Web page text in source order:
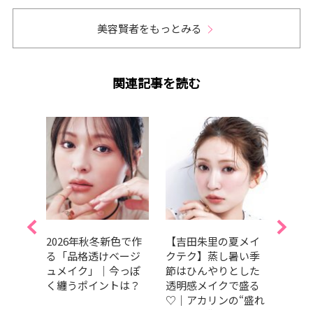
美容賢者をもっとみる
関連記事を読む
2026年秋冬新色で作
る「品格透けベージ
ュメイク」｜今っぽ
く纏うポイントは？
【吉田朱里の夏メイ
クテク】蒸し暑い季
節はひんやりとした
透明感メイクで盛る
♡｜アカリンの“盛れ